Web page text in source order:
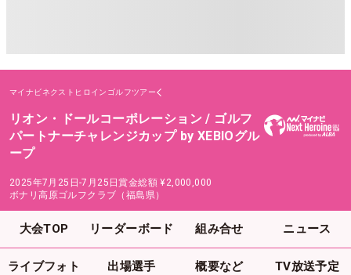
マイナビネクストヒロインゴルフツアー
リオン・ドールコーポレーション / ゴルフ
パートナーチャレンジカップ by XEBIOグル
ープ
2025年7月25日-7月25日賞金総額 ¥2,000,000
ボナリ高原ゴルフクラブ（福島県）
大会TOP リーダーボード 組み合せ ニュース
ライブフォト 出場選手 概要など TV放送予定